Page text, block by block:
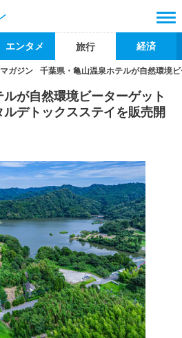
エンタメ 旅行 経済
マガジン 千葉県・亀山温泉ホテルが自然環境
が自然環境ビーターゲット
デトックスステイを販売開